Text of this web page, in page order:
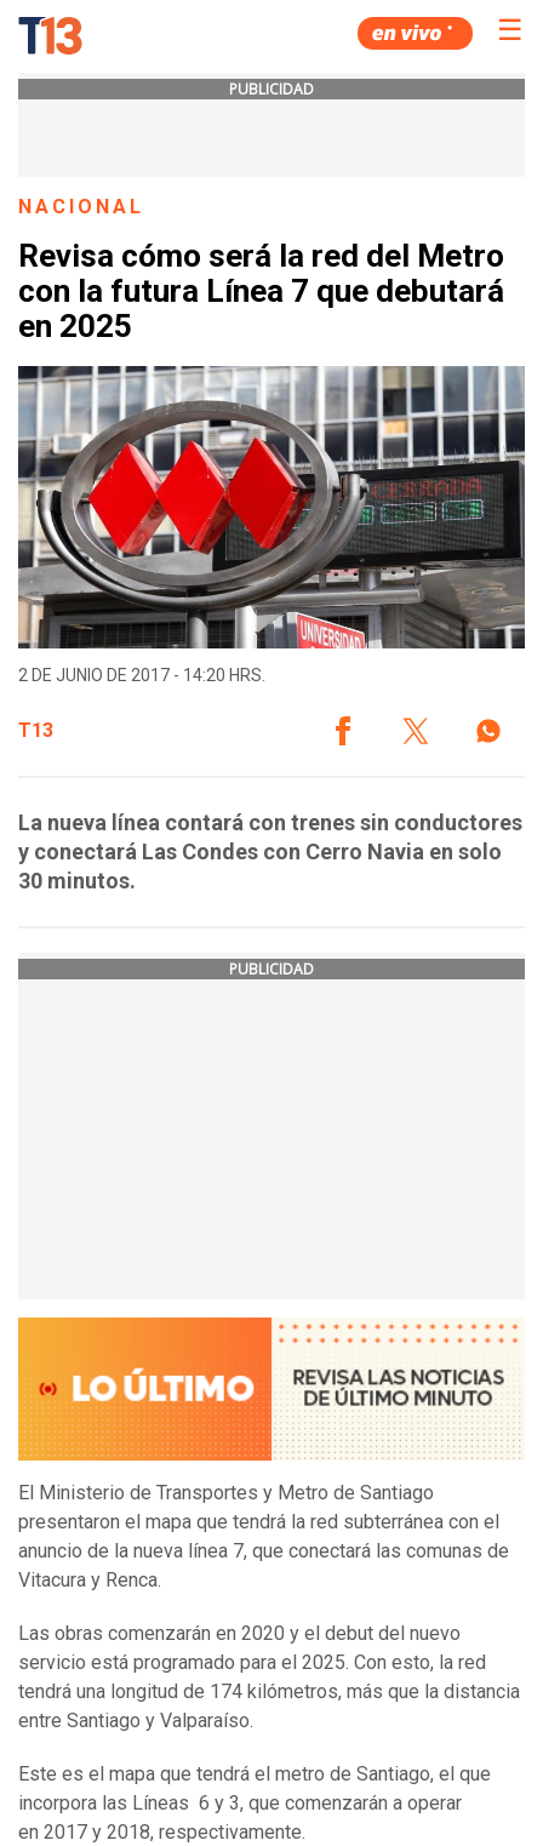
☰
PUBLICIDAD
NACIONAL
Revisa cómo será la red del Metro
con la futura Línea 7 que debutará
en 2025
2 DE JUNIO DE 2017 - 14:20 HRS.
T13
La nueva línea contará con trenes sin conductores
y conectará Las Condes con Cerro Navia en solo
30 minutos.
PUBLICIDAD
El Ministerio de Transportes y Metro de Santiago
presentaron el mapa que tendrá la red subterránea con el
anuncio de la nueva línea 7, que conectará las comunas de
Vitacura y Renca.
Las obras comenzarán en 2020 y el debut del nuevo
servicio está programado para el 2025. Con esto, la red
tendrá una longitud de 174 kilómetros, más que la distancia
entre Santiago y Valparaíso.
Este es el mapa que tendrá el metro de Santiago, el que
incorpora las Líneas 6 y 3, que comenzarán a operar
en 2017 y 2018, respectivamente.